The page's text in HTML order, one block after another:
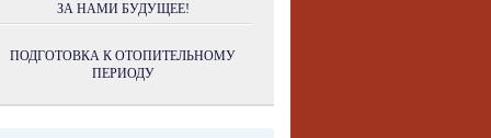
ЗА НАМИ БУДУЩЕЕ!
ПОДГОТОВКА К ОТОПИТЕЛЬНОМУ
ПЕРИОДУ